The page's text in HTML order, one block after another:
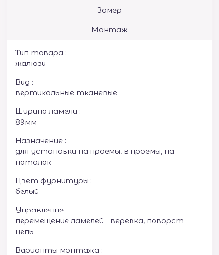
Замер
Монтаж
Тип товара :
жалюзи
Вид :
вертикальные тканевые
Ширина ламели :
89мм
Назначение :
для установки на проемы, в проемы, на
потолок
Цвет фурнитуры :
белый
Управление :
перемещение ламелей - веревка, поворот -
цепь
Варианты монтажа :